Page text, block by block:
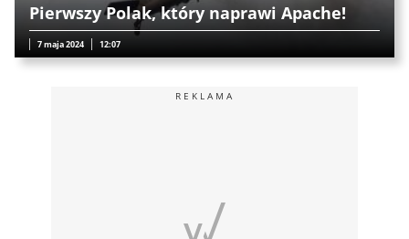
Pierwszy Polak, który naprawi Apache!
7 maja 2024 12:07
REKLAMA